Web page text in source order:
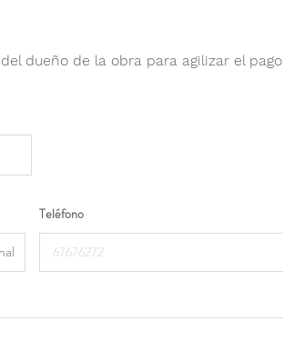
dueño de la obra para agilizar el pago
Teléfono